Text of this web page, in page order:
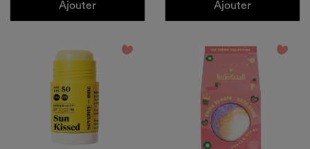
Ajouter Ajouter
favorite_border favorite_border